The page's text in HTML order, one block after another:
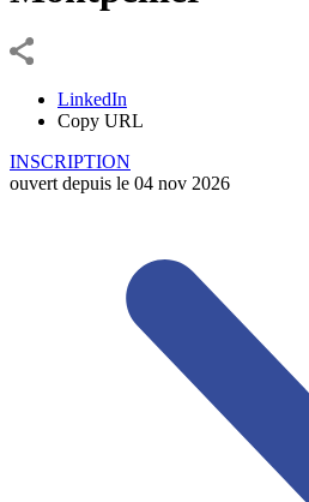
LinkedIn
Copy URL
INSCRIPTION
ouvert depuis le 04 nov 2026